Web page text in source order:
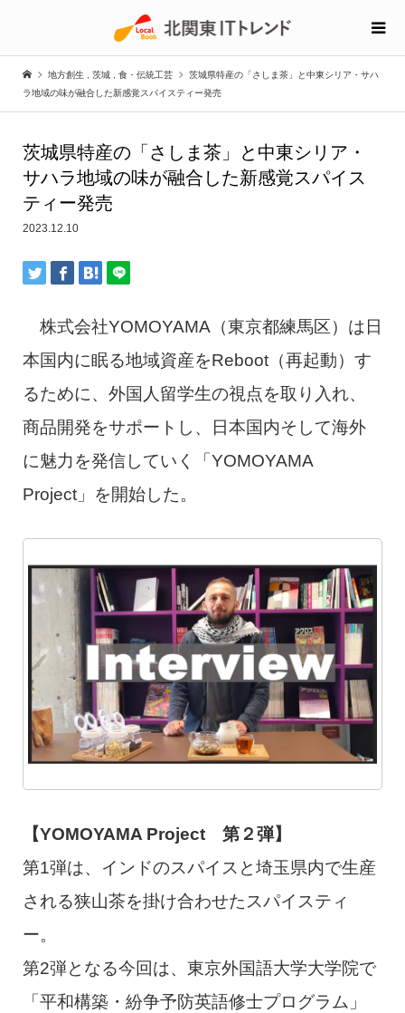
地方創生 茨城 食・伝統工芸
茨城県特産の「さしま茶」と中東シリア・サハ
ラ地域の味が融合した新感覚スパイスティー発売
茨城県特産の「さしま茶」と中東シリア・
サハラ地域の味が融合した新感覚スパイス
ティー発売
2023.12.10
株式会社YOMOYAMA（東京都練馬区）は日
本国内に眠る地域資産をReboot（再起動）す
るために、外国人留学生の視点を取り入れ、
商品開発をサポートし、日本国内そして海外
に魅力を発信していく「YOMOYAMA
Project」を開始した。
【YOMOYAMA Project 第２弾】
第1弾は、インドのスパイスと埼玉県内で生産
される狭山茶を掛け合わせたスパイスティ
ー。
第2弾となる今回は、東京外国語大学大学院で
「平和構築・紛争予防英語修士プログラム」